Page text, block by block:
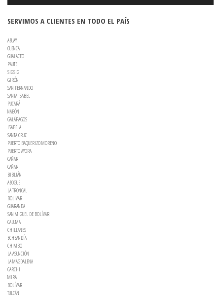
SERVIMOS A CLIENTES EN TODO EL PAÍS
AZUAY
CUENCA
GUALACEO
PAUTE
SIGSIG
GIRÓN
SAN FERNANDO
SANTA ISABEL
PUCARÁ
NABÓN
GALÁPAGOS
ISABELA
SANTA CRUZ
PUERTO BAQUERIZO MORENO
PUERTO AYORA
CAÑAR
CAÑAR
BIBLIÁN
AZOGUE
LA TRONCAL
BOLIVAR
GUARANDA
SAN MIGUEL DE BOLÍVAR
CALUMA
CHILLANES
ECHEANDÍA
CHIMBO
LA ASUNCIÓN
LA MAGDALENA
CARCHI
MIRA
BOLÍVAR
TULCÁN